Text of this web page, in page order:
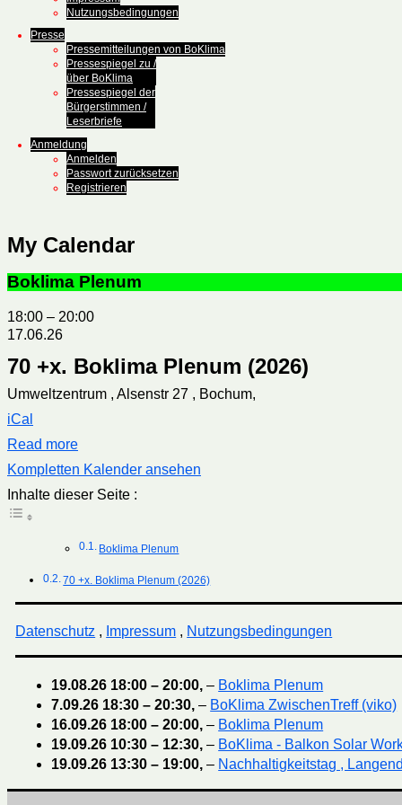
Nutzungsbedingungen
Presse
Pressemitteilungen von BoKlima
Pressespiegel zu /
über BoKlima
Pressespiegel der
Bürgerstimmen /
Leserbriefe
Anmeldung
Anmelden
Passwort zurücksetzen
Registrieren
My Calendar
Boklima Plenum
18:00 – 20:00
17.06.26
70 +x. Boklima Plenum (2026)
Umweltzentrum , Alsenstr 27 , Bochum,
iCal
Read more
Kompletten Kalender ansehen
Inhalte dieser Seite :
Boklima Plenum
70 +x. Boklima Plenum (2026)
Datenschutz , Impressum , Nutzungsbedingungen
19.08.26 18:00 – 20:00,– Boklima Plenum
7.09.26 18:30 – 20:30,– BoKlima ZwischenTreff (viko)
16.09.26 18:00 – 20:00,– Boklima Plenum
19.09.26 10:30 – 12:30,– BoKlima - Balkon Solar
19.09.26 13:30 – 19:00,– Nachhaltigkeitstag ,